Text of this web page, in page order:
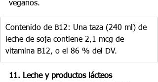
veganos.
Contenido de B12: Una taza (240 ml) de
leche de soja contiene 2,1 mcg de
vitamina B12, o el 86 % del DV.
11. Leche y productos lácteos